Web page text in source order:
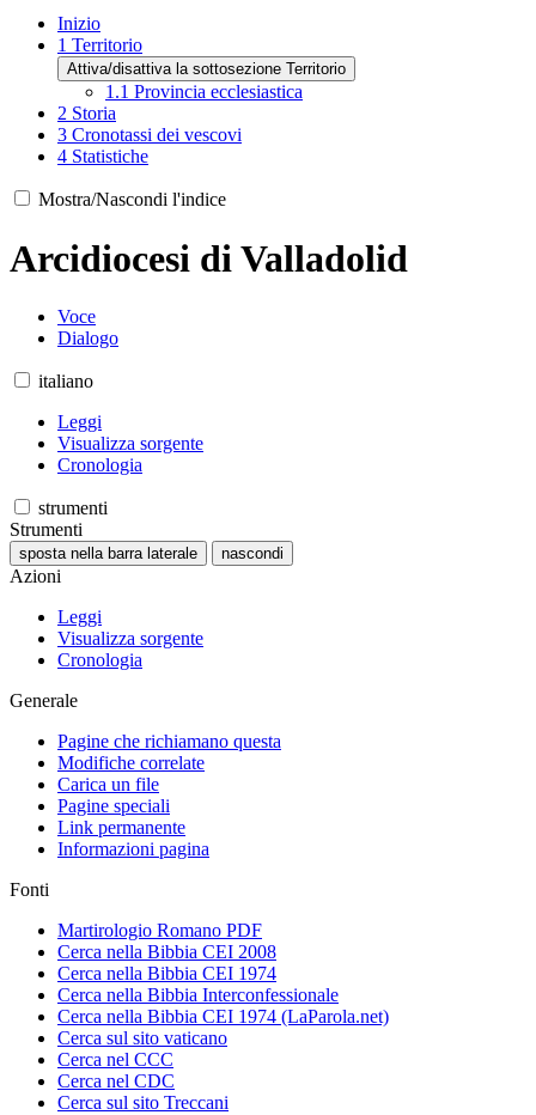
Inizio
1 Territorio
Attiva/disattiva la sottosezione Territorio
1.1 Provincia ecclesiastica
2 Storia
3 Cronotassi dei vescovi
4 Statistiche
Mostra/Nascondi l'indice
Arcidiocesi di Valladolid
Voce
Dialogo
italiano
Leggi
Visualizza sorgente
Cronologia
strumenti
Strumenti
sposta nella barra laterale nascondi
Azioni
Leggi
Visualizza sorgente
Cronologia
Generale
Pagine che richiamano questa
Modifiche correlate
Carica un file
Pagine speciali
Link permanente
Informazioni pagina
Fonti
Martirologio Romano PDF
Cerca nella Bibbia CEI 2008
Cerca nella Bibbia CEI 1974
Cerca nella Bibbia Interconfessionale
Cerca nella Bibbia CEI 1974 (LaParola.net)
Cerca sul sito vaticano
Cerca nel CCC
Cerca nel CDC
Cerca sul sito Treccani